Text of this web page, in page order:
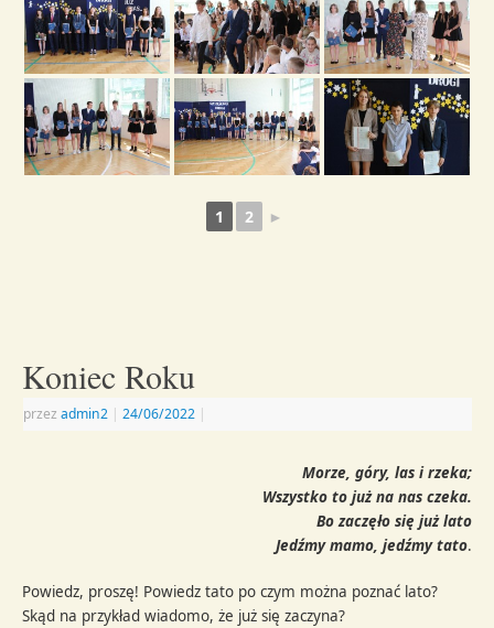
1 2 ►
Koniec Roku
przezadmin2 | 24/06/2022 |
Morze, góry, las i rzeka;
Wszystko to już na nas czeka.
Bo zaczęło się już lato
Jedźmy mamo, jedźmy tato.
Powiedz, proszę! Powiedz tato po czym można poznać lato?
Skąd na przykład wiadomo, że już się zaczyna?